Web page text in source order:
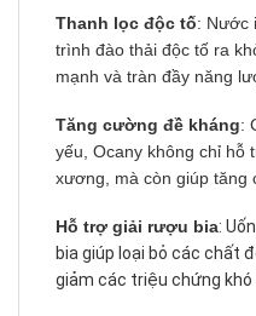
Thanh lọc độc tố: Nước
trình đào thải độc tố ra
mạnh và tràn đầy năng
Tăng cường đề kháng:
yếu, Ocany không chỉ hỗ
xương, mà còn giúp tăng
Hỗ trợ giải rượu bia:
bia giúp loại bỏ các chất
giảm các triệu chứng khó